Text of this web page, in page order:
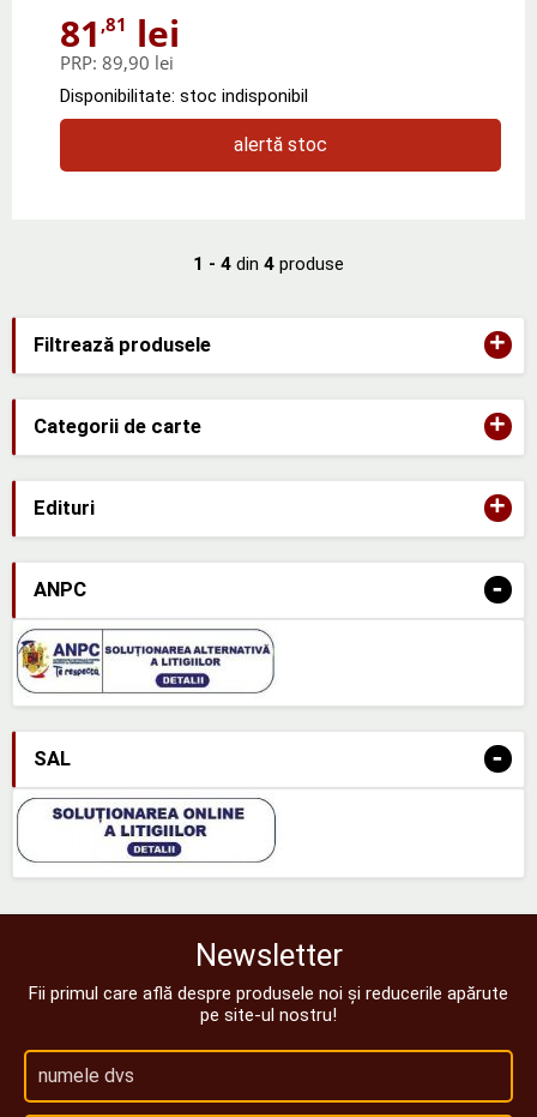
Filtrează produsele +
Categorii de carte +
Edituri +
ANPC -
SAL -
81 ,81 lei
PRP: 89,90 lei
Disponibilitate: stoc indisponibil
alertă stoc
1 - 4 din 4 produse
Newsletter
Fii primul care află despre produsele noi și reducerile apărute
pe site-ul nostru!